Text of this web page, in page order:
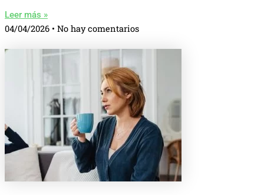
Leer más »
04/04/2026 No hay comentarios